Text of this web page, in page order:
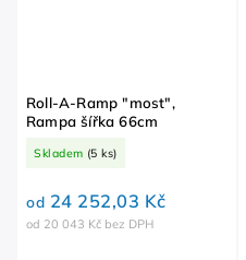
Roll-A-Ramp "most",
Rampa šířka 66cm
Skladem (5 ks)
od 20 043 Kč bez DPH
od 24 252,03 Kč